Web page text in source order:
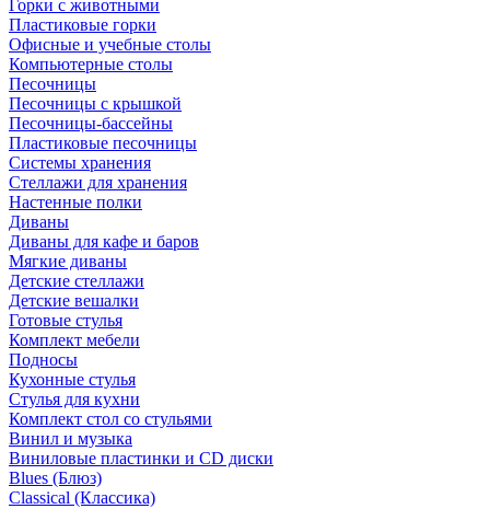
Горки с животными
Пластиковые горки
Офисные и учебные столы
Компьютерные столы
Песочницы
Песочницы с крышкой
Песочницы-бассейны
Пластиковые песочницы
Системы хранения
Стеллажи для хранения
Настенные полки
Диваны
Диваны для кафе и баров
Мягкие диваны
Детские стеллажи
Детские вешалки
Готовые стулья
Комплект мебели
Подносы
Кухонные стулья
Стулья для кухни
Комплект стол со стульями
Винил и музыка
Виниловые пластинки и CD диски
Blues (Блюз)
Classical (Классика)